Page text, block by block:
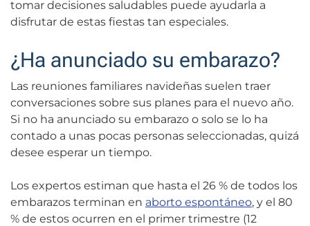
tomar decisiones saludables puede ayudarla a
disfrutar de estas fiestas tan especiales.
¿Ha anunciado su embarazo?
Las reuniones familiares navideñas suelen traer
conversaciones sobre sus planes para el nuevo año.
Si no ha anunciado su embarazo o solo se lo ha
contado a unas pocas personas seleccionadas, quizá
desee esperar un tiempo.
Los expertos estiman que hasta el 26 % de todos los
embarazos terminan en aborto espontáneo, y el 80
% de estos ocurren en el primer trimestre (12